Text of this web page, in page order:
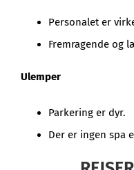
Personalet er
Fremragende og
Ulemper
Parkering er dyr.
Der er ingen spa